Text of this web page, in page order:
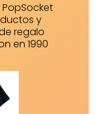
y
regalo
en 1990